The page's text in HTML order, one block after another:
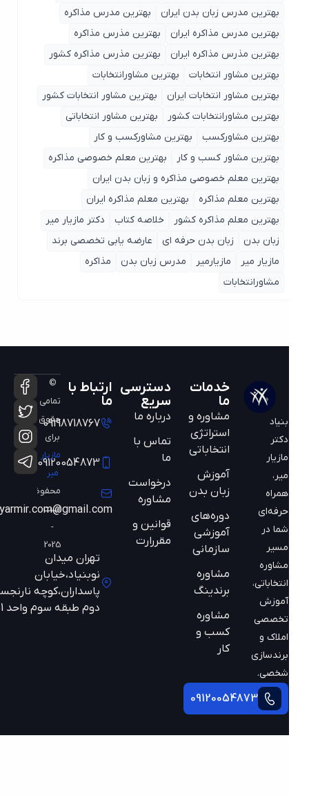
بهترین مدرس زبان بدن ایران
بهترین مدرس مذاکره
بهترین مدرس مذاکره ایران
بهترین مذرس مذاکره
بهترین مذرس مذاکره ایران
بهترین مذرس مذاکره کشور
بهترین مشاور انتخابات
بهترین مشاورانتخابات
بهترین مشاور انتخابات ایران
بهترین مشاور انتخابات کشور
بهترین مشاورانتخابات کشور
بهترین مشاور انتخاباتی
بهترین مشاورکسب
بهترین مشاورکسب و کار
بهترین مشاور کسب و کار
بهترین معلم خصوصی مذاکره
بهترین معلم خصوصی مذاکره و زبان بدن ایران
بهترین معلم مذاکره
بهترین معلم مذاکره ایران
بهترین معلم مذاکره کشور
خلاصه کتاب
دکتر مازیار میر
زبان بدن
زبان بدن حرفه ای
عارضه یابی تخصصی برند
مازیار میر
مازیارمیر مدرس زبان بدن
مذاکره
مشاورانتخابات
مازیار
همراه
حرفه‌ای
شما در
مسیر
مشاوره
انتخاباتی،
آموزش
تخصصی
املاک و
برندسازی
شخصی.
09120054873
خدمات
مشاوره و
استراتژی
انتخاباتی
آموزش
زبان بدن
دوره‌های
آموزشی
سازمانی
مشاوره
برندینگ
مشاوره
کسب و
دسترسی
سریع
درباره ما
تماس با
ما
درخواست
مشاوره
قوانین و
مقررارت
ارتباط با
09198718767
09120054873
mazyarmir.com@gmail.com
تهران میدان
نوبنیاد،خیابان
پاسداران،کوچه نارنجستان
دوم طبقه سوم واحد 301
©
تمامی
حقوق
مازیار
محفوظ
است